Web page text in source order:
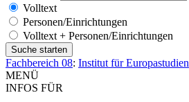
Volltext
Personen/Einrichtungen
Volltext + Personen/Einrichtungen
Fachbereich 08: Institut für Europastudien
MENÜ
INFOS FÜR